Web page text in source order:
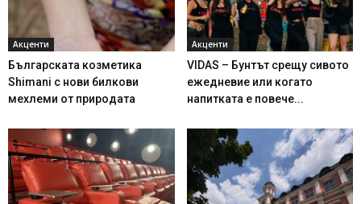
Акценти
Българската козметика
Shimani с нови билкови
мехлеми от природата
Акценти
VIDAS – Бунтът срещу сивото
ежедневие или когато
напитката е повече...